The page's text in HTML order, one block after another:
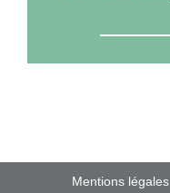
Mentions légales